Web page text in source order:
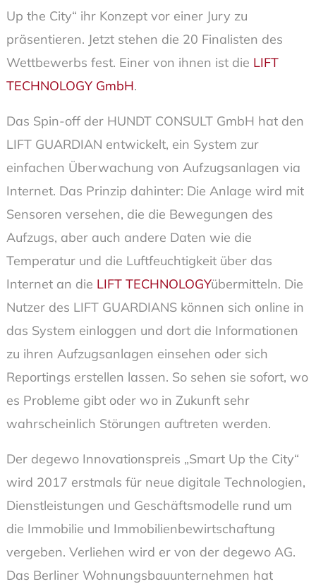
Up the City“ ihr Konzept vor einer Jury zu
präsentieren. Jetzt stehen die 20 Finalisten des
Wettbewerbs fest. Einer von ihnen ist die LIFT
TECHNOLOGY GmbH.
Das Spin-off der HUNDT CONSULT GmbH hat den
LIFT GUARDIAN entwickelt, ein System zur
einfachen Überwachung von Aufzugsanlagen via
Internet. Das Prinzip dahinter: Die Anlage wird mit
Sensoren versehen, die die Bewegungen des
Aufzugs, aber auch andere Daten wie die
Temperatur und die Luftfeuchtigkeit über das
Internet an die LIFT TECHNOLOGYübermitteln. Die
Nutzer des LIFT GUARDIANS können sich online in
das System einloggen und dort die Informationen
zu ihren Aufzugsanlagen einsehen oder sich
Reportings erstellen lassen. So sehen sie sofort, wo
es Probleme gibt oder wo in Zukunft sehr
wahrscheinlich Störungen auftreten werden.
Der degewo Innovationspreis „Smart Up the City“
wird 2017 erstmals für neue digitale Technologien,
Dienstleistungen und Geschäftsmodelle rund um
die Immobilie und Immobilienbewirtschaftung
vergeben. Verliehen wird er von der degewo AG.
Das Berliner Wohnungsbauunternehmen hat